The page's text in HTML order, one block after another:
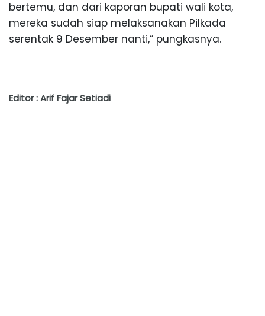
bertemu, dan dari kaporan bupati wali kota,
mereka sudah siap melaksanakan Pilkada
serentak 9 Desember nanti,” pungkasnya.
Editor : Arif Fajar Setiadi